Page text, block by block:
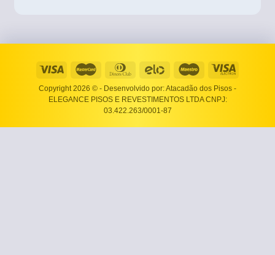
Copyright 2026 © - Desenvolvido por: Atacadão dos Pisos -
ELEGANCE PISOS E REVESTIMENTOS LTDA CNPJ:
03.422.263/0001-87